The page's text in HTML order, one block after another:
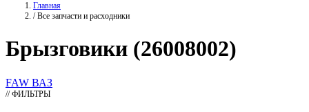
Главная
/ Все запчасти и расходники
Брызговики (26008002)
FAW ВАЗ
// ФИЛЬТРЫ